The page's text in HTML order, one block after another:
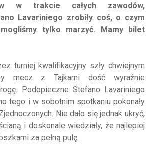
w trakcie całych zawodów,
Lavariniego zrobiły coś, o czym
tylko marzyć. Mamy bilet
turniej kwalifikacyjny szły chwiejnym
mecz z Tajkami dość wyraźnie
Podopieczne Stefano Lavariniego
tego i w sobotnim spotkaniu pokonały
Nie dało się jednak ukryć,
i doskonale wiedziały, że najlepiej
za pełną pulę.